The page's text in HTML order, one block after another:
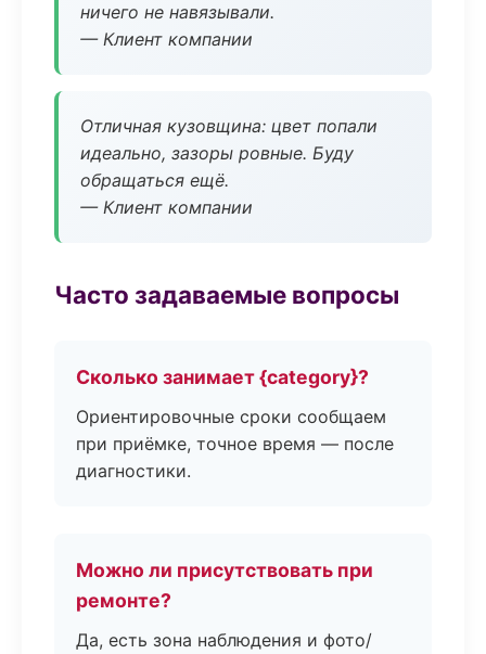
ничего не навязывали.
— Клиент компании
Отличная кузовщина: цвет попали
идеально, зазоры ровные. Буду
обращаться ещё.
— Клиент компании
Часто задаваемые вопросы
Сколько занимает {category}?
Ориентировочные сроки сообщаем
при приёмке, точное время — после
диагностики.
Можно ли присутствовать при
ремонте?
Да, есть зона наблюдения и фото/